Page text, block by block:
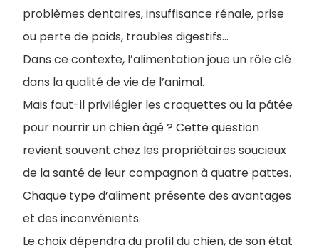
problèmes dentaires, insuffisance rénale, prise
ou perte de poids, troubles digestifs…
Dans ce contexte, l’alimentation joue un rôle clé
dans la qualité de vie de l’animal.
Mais faut-il privilégier les croquettes ou la pâtée
pour nourrir un chien âgé ? Cette question
revient souvent chez les propriétaires soucieux
de la santé de leur compagnon à quatre pattes.
Chaque type d’aliment présente des avantages
et des inconvénients.
Le choix dépendra du profil du chien, de son état